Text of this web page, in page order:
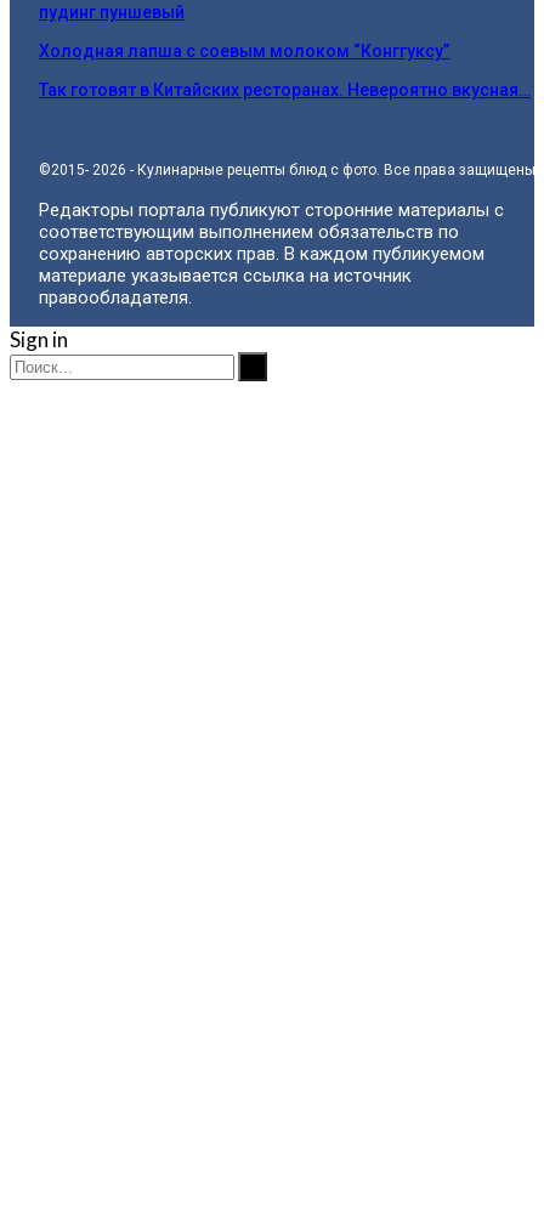
пудинг пуншевый
Холодная лапша с соевым молоком “Конггуксу”
Так готовят в Китайских ресторанах. Невероятно вкусная…
©2015- 2026 - Кулинарные рецепты блюд с фото. Все права защищены.
Редакторы портала публикуют сторонние материалы с
соответствующим выполнением обязательств по
сохранению авторских прав. В каждом публикуемом
материале указывается ссылка на источник
правообладателя.
Sign in